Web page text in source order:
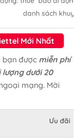
danh sách
Mới Nhất
bạn được miễn phí
dưới 20
mạng. Mời
Ưu đãi